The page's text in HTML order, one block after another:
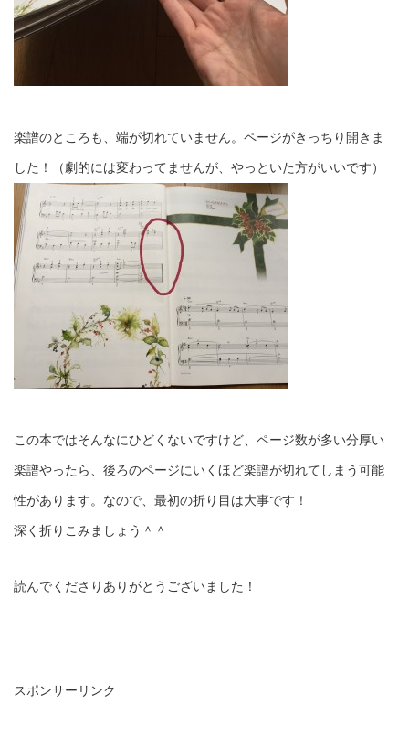
楽譜のところも、端が切れていません。ページがきっちり開きま
した！（劇的には変わってませんが、やっといた方がいいです）
この本ではそんなにひどくないですけど、ページ数が多い分厚い
楽譜やったら、後ろのページにいくほど楽譜が切れてしまう可能
性があります。なので、最初の折り目は大事です！
深く折りこみましょう＾＾
読んでくださりありがとうございました！
スポンサーリンク